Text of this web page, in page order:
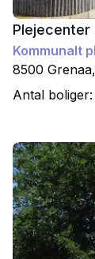
Plejecenter
Kommunalt
8500 Grenaa,
Antal boliger: